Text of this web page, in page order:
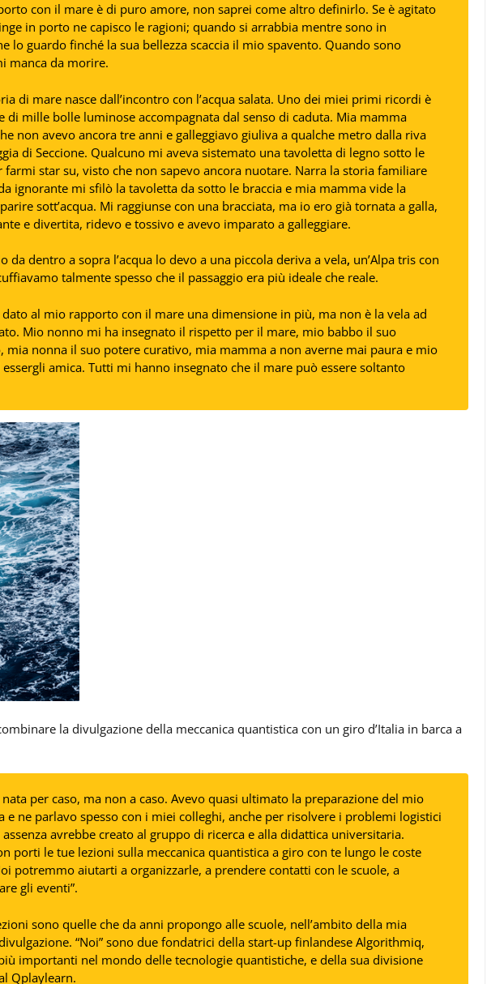
con il mare è di puro amore, non saprei come altro definirlo. Se è agitato
in porto ne capisco le ragioni; quando si arrabbia mentre sono in
lo guardo finché la sua bellezza scaccia il mio spavento. Quando sono
manca da morire.
di mare nasce dall’incontro con l’acqua salata. Uno dei miei primi ricordi è
di mille bolle luminose accompagnata dal senso di caduta. Mia mamma
non avevo ancora tre anni e galleggiavo giuliva a qualche metro dalla riva
di Seccione. Qualcuno mi aveva sistemato una tavoletta di legno sotto le
farmi star su, visto che non sapevo ancora nuotare. Narra la storia familiare
ignorante mi sfilò la tavoletta da sotto le braccia e mia mamma vide la
sott’acqua. Mi raggiunse con una bracciata, ma io ero già tornata a galla,
e divertita, ridevo e tossivo e avevo imparato a galleggiare.
da dentro a sopra l’acqua lo devo a una piccola deriva a vela, un’Alpa tris con
talmente spesso che il passaggio era più ideale che reale.
dato al mio rapporto con il mare una dimensione in più, ma non è la vela ad
Mio nonno mi ha insegnato il rispetto per il mare, mio babbo il suo
mia nonna il suo potere curativo, mia mamma a non averne mai paura e mio
amica. Tutti mi hanno insegnato che il mare può essere soltanto
la divulgazione della meccanica quantistica con un giro d’Italia in barca a
nata per caso, ma non a caso. Avevo quasi ultimato la preparazione del mio
e ne parlavo spesso con i miei colleghi, anche per risolvere i problemi logistici
avrebbe creato al gruppo di ricerca e alla didattica universitaria.
porti le tue lezioni sulla meccanica quantistica a giro con te lungo le coste
potremmo aiutarti a organizzarle, a prendere contatti con le scuole, a
gli eventi”.
sono quelle che da anni propongo alle scuole, nell’ambito della mia
“Noi” sono due fondatrici della start-up finlandese Algorithmiq,
importanti nel mondo delle tecnologie quantistiche, e della sua divisione
Qplaylearn.